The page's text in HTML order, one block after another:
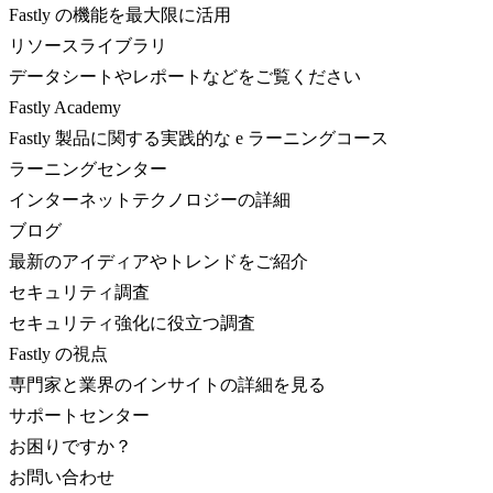
Fastly の機能を最大限に活用
リソースライブラリ
データシートやレポートなどをご覧ください
Fastly Academy
Fastly 製品に関する実践的な e ラーニングコース
ラーニングセンター
インターネットテクノロジーの詳細
ブログ
最新のアイディアやトレンドをご紹介
セキュリティ調査
セキュリティ強化に役立つ調査
Fastly の視点
専門家と業界のインサイトの詳細を見る
サポートセンター
お困りですか？
お問い合わせ